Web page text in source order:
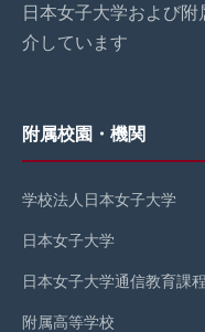
日本女子大学および
介しています
附属校園・機関
学校法人日本女子大学
日本女子大学
日本女子大学通信教育課程
附属高等学校